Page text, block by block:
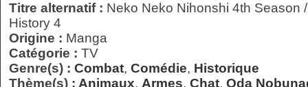
Titre alternatif : Neko Neko Nihonshi 4th Season
History 4
Origine : Manga
Catégorie : TV
Genre(s) : Combat, Comédie, Historique
Thème(s) : Animaux, Armes, Chat, Oda